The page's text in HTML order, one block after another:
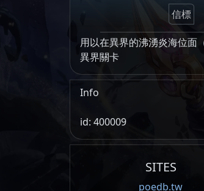
信標
用以在異界的沸湧炎海位面
異界關卡
Info
id: 400009
SITES
poedb.tw